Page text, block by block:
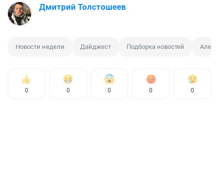
Дмитрий Толстошеев
Новости недели Дайджест Подборка новостей
0 0 0 0 0